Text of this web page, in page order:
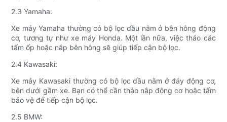
2.3 Yamaha:
Xe máy Yamaha thường có bộ lọc dầu nằm ở bên hông động
cơ, tương tự như xe máy Honda. Một lần nữa, việc tháo các
tấm ốp hoặc nắp bên hông sẽ giúp tiếp cận bộ lọc.
2.4 Kawasaki:
Xe máy Kawasaki thường có bộ lọc dầu nằm ở đáy động cơ,
bên dưới gầm xe. Bạn có thể cần tháo nắp động cơ hoặc tấm
bảo vệ để tiếp cận bộ lọc.
2.5 BMW: